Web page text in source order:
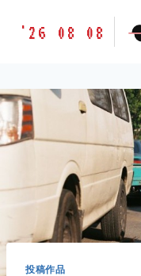
胶
味
道
LETSFILM
'26 08 08
投稿作品